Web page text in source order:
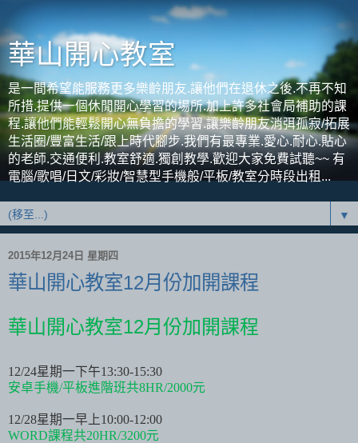
華山開心教室
是一間希望能服務更多樂齡朋友.讓他們在退休之後.不再不知
所措.提供一個休閒開心學習的場所.加上許多社會局補助的課
程.讓他們能輕鬆開心無負擔的學習.讓樂齡朋友消弭孤寂/拓展
生活圈/豐富生活/跟上時代腳步.我們有最專業.愛心.耐心.貼心
的老師.交通便利.教室舒適.獨創教學.歡迎大家免費試聽~~ 有
電腦/歌唱/日文/彩妝/智慧型手機般/平板/教室分時段出租...
▼
2015年12月24日 星期四
華山開心教室12月份加開課程
華山開心教室12月份加開課程
12/24星期一下午13:30-15:30
安卓手機/平板進階班共8HR/2000元
12/28星期一早上10:00-12:00
WORD課程共20HR/3200元